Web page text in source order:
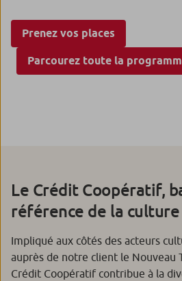
Prenez vos places
Parcourez toute la
Le Crédit Coopératif,
référence de la culture
Impliqué aux côtés des acteurs
auprès de notre client le Nouveau
Crédit Coopératif contribue à la